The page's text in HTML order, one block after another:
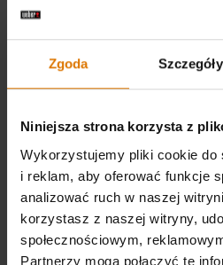
Zgoda Szczegóły
Niniejsza strona korzysta z
Wykorzystujemy pliki cookie do
i reklam, aby oferować funkcje
analizować ruch w naszej
korzystasz z naszej witryny,
społecznościowym,
Partnerzy mogą połączyć te
zwykły obiad w coś
przygotować coś
aromatyczne babeczki
wołową lub pożywny
trochę za zimno, ale gorąca
rosyjsku, grzany cydr lub
pewno rozgrzeje i uraduje